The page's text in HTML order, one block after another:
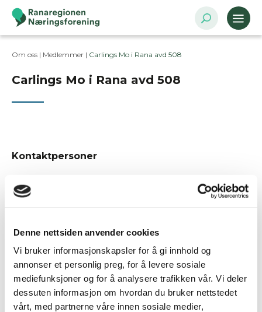
Denne nettsiden anvender cookies
Vi bruker informasjonskapsler for å gi innhold og
annonser et personlig preg, for å levere sosiale
mediefunksjoner og for å analysere trafikken vår. Vi deler
dessuten informasjon om hvordan du bruker nettstedet
vårt, med partnerne våre innen sosiale medier,
Om oss | Medlemmer | Carlings Mo i Rana avd 508
Carlings Mo i Rana avd 508
Kontaktpersoner
Postadresse
Ole Tobias Olsens gate 22, 8622 Mo i Rana
Bransje
Varehandel
Nettside
www.amfi.no/amfi-mo-i-
rana/butikker/carlings/